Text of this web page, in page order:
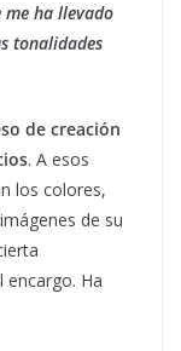
ha llevado
tonalidades
de creación
. A esos
los colores,
de su
encargo. Ha